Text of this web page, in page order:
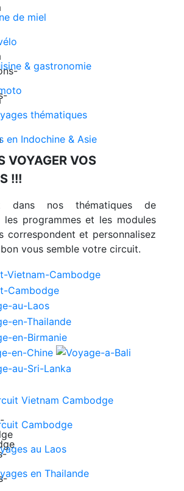
de miel
& gastronomie
thématiques
en Indochine & Asie
VOYAGER VOS
!!!
dans nos thématiques de
les programmes et les modules
correspondent et personnalisez
vous semble votre circuit.
Vietnam Cambodge
Cambodge
au Laos
en Thailande